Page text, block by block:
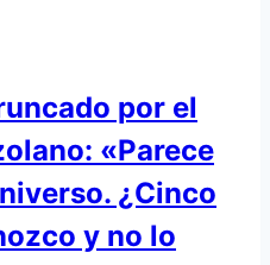
por el
«Parece
¿Cinco
y no lo